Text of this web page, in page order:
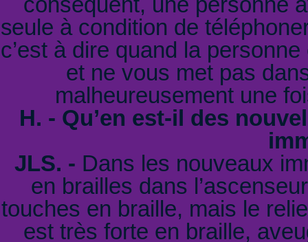
seule à condition de
c’est à dire quand la
et ne vous met pas
malheureusement une
H. - Qu’en est-il des
JLS. - Dans les nouveaux
en brailles dans
touches en braille, mais le
est très forte en braille,